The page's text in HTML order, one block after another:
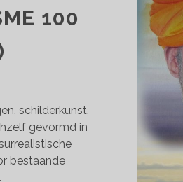
100
schilderkunst,
gevormd in
bestaande